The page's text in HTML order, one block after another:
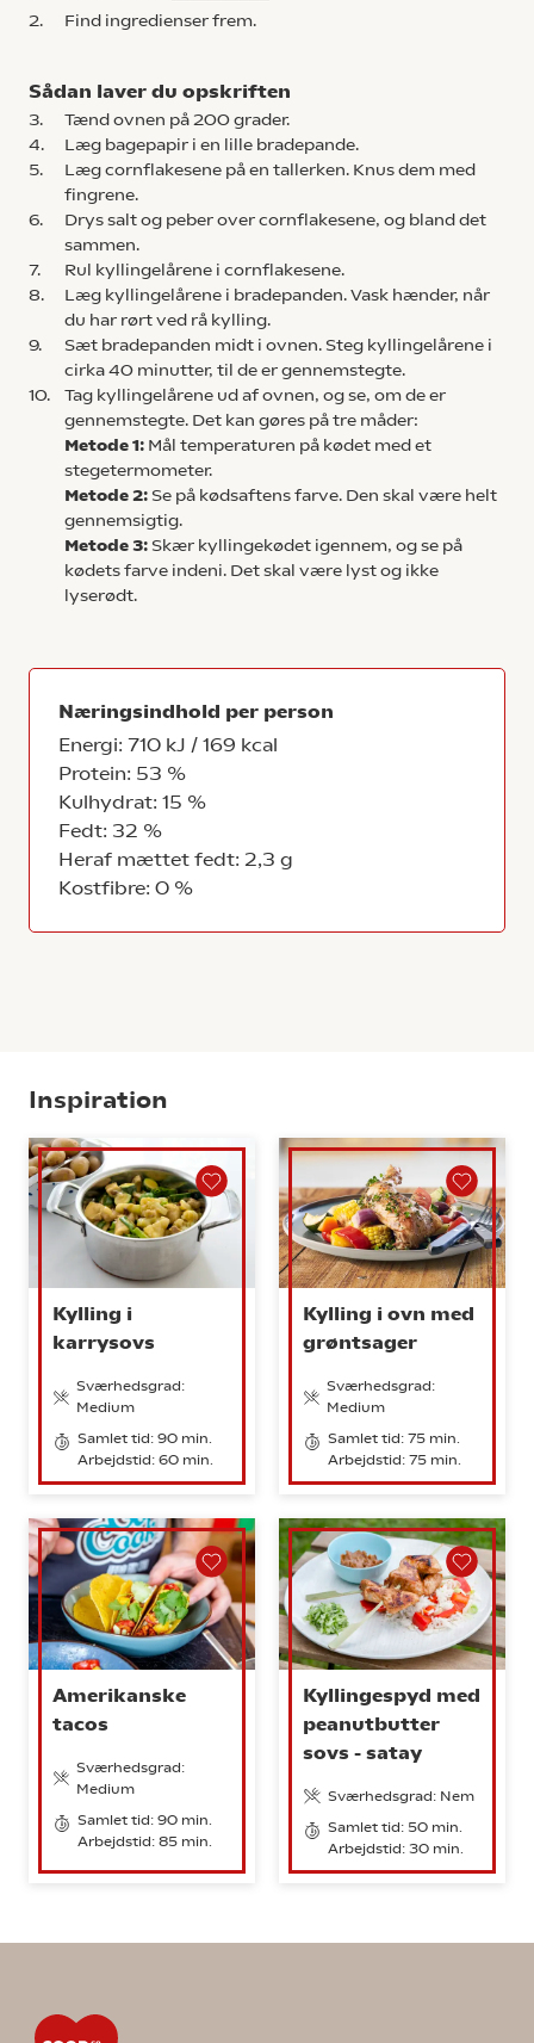
2.
Find ingredienser frem.
Sådan laver du opskriften
3.
Tænd ovnen på 200 grader.
4.
Læg bagepapir i en lille bradepande.
5.
Læg cornflakesene på en tallerken. Knus dem med
fingrene.
6.
Drys salt og peber over cornflakesene, og bland det
sammen.
7.
Rul kyllingelårene i cornflakesene.
8.
Læg kyllingelårene i bradepanden. Vask hænder, når
du har rørt ved rå kylling.
9.
Sæt bradepanden midt i ovnen. Steg kyllingelårene i
cirka 40 minutter, til de er gennemstegte.
10.
Tag kyllingelårene ud af ovnen, og se, om de er
gennemstegte. Det kan gøres på tre måder:
Metode 1: Mål temperaturen på kødet med et
stegetermometer.
Metode 2: Se på kødsaftens farve. Den skal være helt
gennemsigtig.
Metode 3: Skær kyllingekødet igennem, og se på
kødets farve indeni. Det skal være lyst og ikke
lyserødt.
Næringsindhold per person
Energi: 710 kJ / 169 kcal
Protein: 53 %
Kulhydrat: 15 %
Fedt: 32 %
Heraf mættet fedt: 2,3 g
Kostfibre: 0 %
Inspiration
Kylling i
karrysovs
Sværhedsgrad:
Medium
Samlet tid: 90 min.
Arbejdstid: 60 min.
Kylling i ovn med
grøntsager
Sværhedsgrad:
Medium
Samlet tid: 75 min.
Arbejdstid: 75 min.
Amerikanske
tacos
Sværhedsgrad:
Medium
Samlet tid: 90 min.
Arbejdstid: 85 min.
Kyllingespyd med
peanutbutter
sovs - satay
Sværhedsgrad: Nem
Samlet tid: 50 min.
Arbejdstid: 30 min.